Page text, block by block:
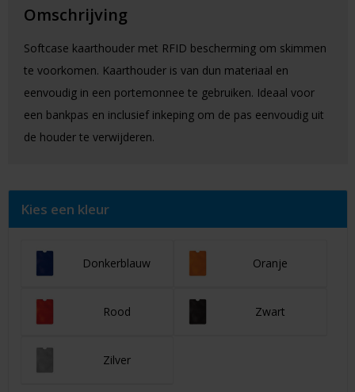
Omschrijving
Softcase kaarthouder met RFID bescherming om skimmen
te voorkomen. Kaarthouder is van dun materiaal en
eenvoudig in een portemonnee te gebruiken. Ideaal voor
een bankpas en inclusief inkeping om de pas eenvoudig uit
de houder te verwijderen.
Kies een kleur
Donkerblauw Oranje
Rood Zwart
Zilver